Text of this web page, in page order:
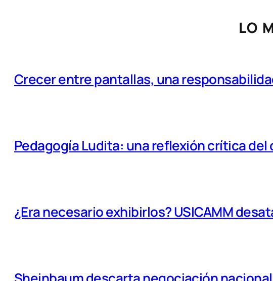
LO
Crecer entre pantallas, una
Pedagogía Ludita: una reflexión crítica del
¿Era necesario exhibirlos? USICAMM